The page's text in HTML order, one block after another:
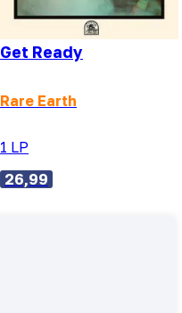
Get Ready
Rare Earth
1 LP
26,99